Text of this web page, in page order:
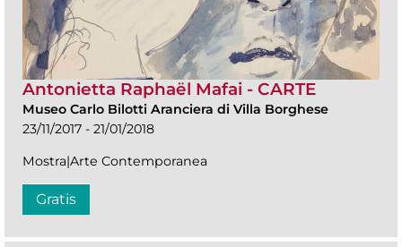
Antonietta Raphaël Mafai - CARTE
Museo Carlo Bilotti Aranciera di Villa Borghese
23/11/2017 - 21/01/2018
Mostra|Arte Contemporanea
Gratis